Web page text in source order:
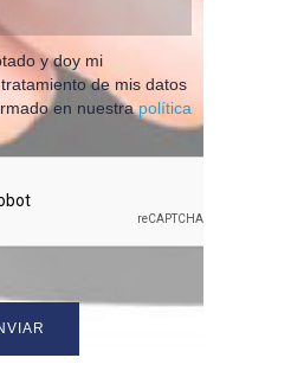
y doy mi
de mis datos
en nuestrapolítica